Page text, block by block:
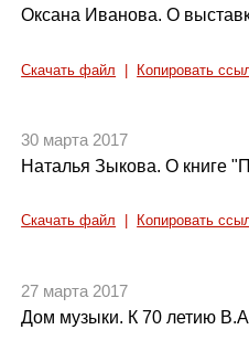
Оксана Иванова. О
Скачать файл Копировать
30 марта 2017
Наталья Зыкова. О книге
Скачать файл Копировать
27 марта 2017
Дом музыки. К 70 летию